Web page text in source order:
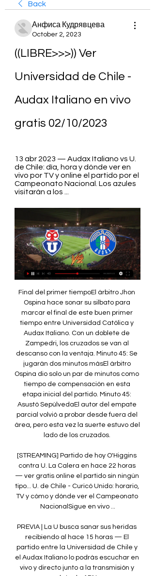
Back
Анфиса Кудрявцева
October 2, 2023
((LIBRE>>>)) Ver
Universidad de Chile -
Audax Italiano en vivo
gratis 02/10/2023
13 abr 2023 — Audax Italiano vs U.
de Chile: día, hora y dónde ver en
vivo por TV y online el partido por el
Campeonato Nacional. Los azules
visitarán a los ...
Final del primer tiempoEl árbitro Jhon Ospina hace sonar su silbato para marcar el final de este buen primer tiempo entre Universidad Católica y Audax Italiano. Con un doblete de Zampedri, los cruzados se van al descanso con la ventaja. Minuto 45: Se jugarán dos minutos másEl árbitro Ospina dio solo un par de minutos como tiempo de compensación en esta etapa inicial del partido. Minuto 45: Asustó SepúlvedaEl autor del empate parcial volvió a probar desde fuera del área, pero esta vez la suerte estuvo del lado de los cruzados. 

[STREAMING] Partido de hoy O'Higgins contra U. La Calera en hace 22 horas — ver gratis online el partido sin ningún tipo... U. de Chile - Curicó Unido: horario, TV y cómo y dónde ver el Campeonato NacionalSigue en vivo ...

PREVIA | La U busca sanar sus heridas recibiendo al hace 15 horas — El partido entre la Universidad de Chile y el Audax Italiano lo podrás escuchar en vivo y directo junto a la transmisión y relato de ADN ...

Beautifully Unblemished Vit Gr Group hace 22 horas — La Calera vea el | hace 5 minutos — 15 ago 2023 — [Ver en vivo###] U. Audax Italiano 29 31-33 24 14. Deportes Copiapó 26 25-40 25 15 ...

Católica vs. Audax ItalianoFinal del partidoSe terminó esta historia y la aventura de U. Católica en la Copa Sudamericana. Audax Italiano es el primer clasificado de Chile para la edición 2023 del torneo internacional. Minuto 90+4: U. Católica se arriesga demasiadoEl elenco cruzado adelanta mucho sus líneas, lo que genera que Audax se acerque con peligro a su área. Le falta un poco más de profundidad a los locales para liquidar el encuentro. 

de Chile en el Estadio El TenienteAudax Italiano y Universidad de Chile se medirán por la Primera División de Chile en el Estadio El Teniente este lunes 31 de mayo a partir de las 20:30. El encuentro correspondiente a la novena fecha será transmitido EN VIVO por TNT Sports HD y TNT Sports 2. Además, podrá ser vistualizado ONLINE desde TNT Sports Online. El torneo chileno está muy parejo, por lo que una simple victoria puede enderezar el rumbo de cualquier equipo. Audax Italiano y la Universidad de Chile lo saben e irán con todo en busca de los tres puntos que los reposicione en la tabla. 

No mucho, apenas dos puntos por debajo del conjunto localizado en La Florida. Los dirigidos por Rafael Dudamel están urgidos de una victoria que los coloque en los puestos altos del campeonato. +Último enfrentamiento entre Audax Italiano y la Universidad de Chile con victoria 3-1 para la visita Audax Italiano vs. 

CatólicaAudax ItalianoMOMENTOS DESTACADOS18:18Minuto 58: ¡Goooooooooooooooooooooooooool de Audax Italiano! Michael Fuentes anota el 3-2 para darle vuelta al partido cuando Audax Italiano no había terminado de celebrar el empate parcial. U. Católica jugará en desventaja por primera vez en este encuentro. Video: DSports+18:16Minuto 56: ¡Goooooooooooooooooooooooool de Audax Italiano! Matías Sepúlveda centra al área, Gonzalo Sosa peina la pelota y sorprende a Dituro con un remate que se cuela a su arco por el lado izquierdo. Audax empate y el partido se pone de candela. 

Audax Italiano dio el golpe y eliminó a Universidad Católica por la Copa Sudamericana 2023El cuadro itálico remontó el partido ante los cruzados para quedarse con el cupo a la fase de grupos de la Conmebol Sudamericana. Sepúlveda, Sosa y Fuentes le dieron vuelta al duelo, que la Cato ganaba con doblete de Zampedri. Únete al canal de Whatsapp de La RepúblicaU. 

Video: DSports+ Minuto 48: Buena intervención de BossoFranco Di Santo trató de enviar un venenoso centro al área de Audax Italiano, pero el defensa del cuadro que actúa como local la mandó al tiro de esquina. ¡Empezó el segundo tiempo! Se reanudan las acciones en este partido. Católica buscará liquidar el duelo, mientras que Audax va por el empate y la posterior remontada. 

PREVIA | La U busca sanar sus heridas recibiendo al Audax en Santa Laura por la fecha 25Luego de un intenso fin de semana, donde el Campeonato Nacional 2023 regresó tras las Clasificatorias y las Fiestas Patrias, por estos días se disputa la jornada 25 del torneo, en la previa del nuevo receso por Santiago 2023. La U vs Audax Italiano es uno de los duelos más importantes de la fecha. En uno de los encuentros atractivos de la jornada, Universidad de Chile y los ‘itálicos’ chocarán en el estadio Santa Laura U-SEK este lunes 2 de octubre desde las 19:00 horas, encuentro que será transmisión en vivo y en directo por parte del equipo de ADN Deportes. Leer también En las huestes azules, las urgencias son de vida o muerte. Universidad de Chile ha vivido una semana compleja tras la caída frente a Deportes Copiapó del fin de semana, con declaraciones cruzadas en Mauricio Pellegrino y la dirigencia. 

Video: DSports+17:38Minuto 36: ¡Goooooooooooooooooooooool de U. Católica! Rovira exige al portero Muñoz con un remate desde fuera del área. El balón queda rodando a un costado y Aravena salva el esférico antes de que salga de la cancha con un centro para Zampedri, quien cabecea y pone el 2-1 en el marcador para la Cato. Video: Dsports+ El primer partido de la Copa Sudamericana 2023 trajo también la primera gran sorpresa del torneo. 

Audax Italiano-U. de Chile: dónde ver, TV, horario - Diario AS 29 mar 2018 — Fecha, horario, cómo ver en TV en directo y cómo seguir en vivo online el partido entre Audax Italiano y Universidad de Chile por la séptima ...

¿Cómo va la tabla de posiciones? Las derrotas de los colistas, Coquimbo Unido y Deportes Antofagasta, le dan un respiro a la U que no tiene la presión de que los alcancen esta fecha, pero todo puede mejorar si logran ganarle a los Itálicos. Y es que de sumar de a tres, Universidad de Chile puede quedar a 6 unidades de la zona de peligro, con 12 puntos por disputar en las últimas cuatro fechas. Por el lado de Audax, hoy están dentro de la zona de clasificación a Copa Sudamericana, pero con muy poco margen de error, ya que enredar puntos puede poner en peligro su situación, mientras que ganar les dará solidez para afianzarse dentro de los seis primeros del campeonato. 

Católica y el árbitro lo amonesta. Los jugadores cruzados pedían penal porque el futbolista había caído en el área rival. Minuto 58: ¡Goooooooooooooooooooooooooool de Audax Italiano! Michael Fuentes anota el 3-2 para darle vuelta al partido cuando Audax Italiano no había terminado de celebrar el empate parcial. Video: DSports+ Minuto 56: ¡Goooooooooooooooooooooooool de Audax Italiano! Matías Sepúlveda centra al área, Gonzalo Sosa peina la pelota y sorprende a Dituro con un remate que se cuela a su arco por el lado izquierdo. 

Audax Italiano: Home Audax Italiano. POR CONFIRMAR. EL COBRE. Universidad de Chile. VS. Audax Italiano. LUNES 02/10 - 19:00. SANTA LAURA. Audax Italiano. VS. Club Deportivo Ñublense.

En duelo de clubes chilenos, Audax Italiano le remontó el partido a la Universidad Católica para quedarse con el cupo a la fase de grupos. Matías Sepúlveda (19'), Gonzalo Sosa (56') y Michael Fuentes (58'), anotaron los goles del triunfo para los itálicos, que pudieron reponerse de la desventaja parcial por obra del doblete de Fernando Zampedri (16' y 36'). Ahora, los tanos quedan a la espera del sorteo para conocer a sus rivales. Resumen y goles de U. 

Minuto 90: Se jugarán seis minutos másAudax Italiano es claro dominador en este tramo final del partido. Los itálicos parecen más cerca del cuarto gol que los cruzados del empate. Minuto 87: ¡Casi llega el cuarto de Audax! Milagro en el arco de U. Católica. Michael Fuentes realiza un jugadón para ingresar con la pelota hasta el área rival, pero su remate pega en el palo y se va fuera de la cancha. Pudo ser el gol de la tranquilidad para los itálicos. 

Universidad de Chile sufrió un duro golpe al caer 1 a 3 en la ultima jornada ante D. Copiapó. En los duelos previos, en 2 el resultado final fue un empate y ha perdido 2. Durante esas jornadas, le han hecho 12 goles y ha marcado 6 a sus contrincantes. Audax Italiano viene de derrotar a U. La Calera con un marcador 2 a 1. En los últimos 4 partidos, se quedó con el triunfo en 1 oportunidad, resultó perdedor en 2 ocasiones e igualó en 1 encuentro. Anotó 6 goles y le han convertido 5 en su arco. En el histórico de resultados obtenidos, los números indican una ventaja a favor de uno de los contendientes: 1 vez ganó el local y 4 la visita. Jugaron por última vez en esta competencia el 16 de abril, en el torneo Chile - Campeonato Betsson 2023, y el marcador favoreció a Universidad de Chile con un marcador de 1-2. 

Fútbol Chileno: Primera División | DIRECTV Chile ... vivo. No te pierdas los partidos del O'Higgins F.C.. Palestino. U. Católica. Universidad de Chile. Unión La Calera. Unión Española. Coquimbo Unido. PREMIUM ...

(Hoy@@) Online Santiago Morning Univ. Concepción en hace 20 horas — (Hoy@@) Online Santiago Morning Univ. Concepción en vivo 1 octubre 2023 U. de Concepción en VIVO: cómo ver online y qué Primera B · Santiago ...

Minuto 79: Audax Italiano se pierde el cuartoGabriel Hachen le pega mal en área de U, Católica tras el pase de Luis Riveros. Era una excelente chance para asegurar el resultado. Minuto 73: Se vendrá un cambio en Audax ItalianoNicolás Fernández acusa un dolor intenso y pide que los sustituyan. El cuadro itálico debe cuidar su ventaja para quedarse con la clasificación a fase de grupos. Minuto 65: Tarjeta amarilla en Audax ItalianoJuárez derriba a un hombre de U. 

[[TRANSMISIÓN EN VIVO@]] Ver Santiago Morning vs hace 20 horas — Concepción en vivo y en directo 01/10/2023. Santiago Morning vs Universidad de Concepcion en vivo online, en directo y predicciones y Head to ...

¿Una apuesta peligrosa? ¡Pellegrino se la juega con hace 5 horas — Mauricio Pellegrino, director técnico de Universidad de Chile, decidión poner al joven Renato Cordero en lugar de Ojeda ante Audax Italiano.

Vienen de ocho partidos sin conocer la victoria. En la vereda de al frente, volvieron a los triunfos después de tres fechas sin ganar y se comienzan